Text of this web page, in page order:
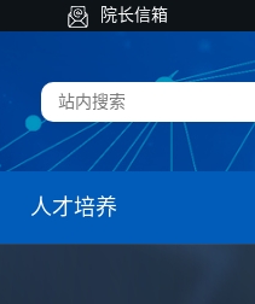
院长信箱
人才培养